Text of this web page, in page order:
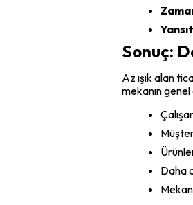
Sonuç:
Az ışık alan
mekanın
Daha